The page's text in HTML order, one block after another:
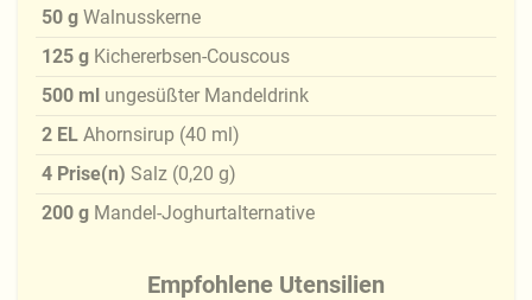
50 g Walnusskerne
125 g Kichererbsen-Couscous
500 ml ungesüßter Mandeldrink
2 EL Ahornsirup (40 ml)
4 Prise(n) Salz (0,20 g)
200 g Mandel-Joghurtalternative
Empfohlene Utensilien